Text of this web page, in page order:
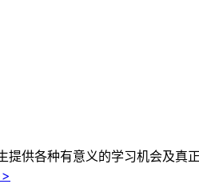
提供各种有意义的学习机会及